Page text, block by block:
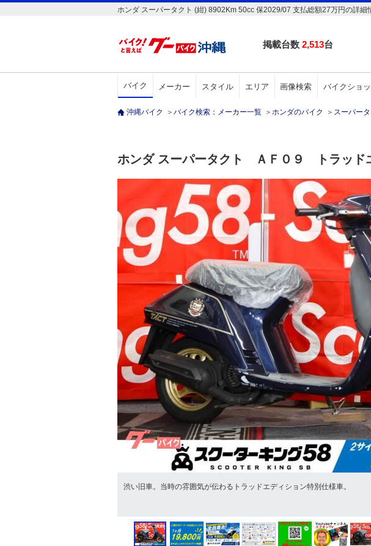
ホンダ スーパータクト (紺) 8902Km 50cc 保2029/07 支払総額27万円の詳細
掲載台数 2,513台
バイク メーカー スタイル エリア 画像検索 バイクショ
沖縄バイク ＞ バイク検索：メーカー一覧 ＞ ホンダのバイク ＞ スーパータ
ホンダ スーパータクト ＡＦ０９ トラッド
渋い旧車。当時の雰囲気が伝わるトラッドエディション特別仕様車。